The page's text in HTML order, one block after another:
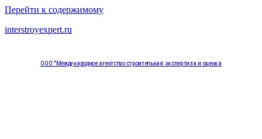
Перейти к содержимому
interstroyexpert.ru
ООО "Международное агентство строительная экспертиза и оценка